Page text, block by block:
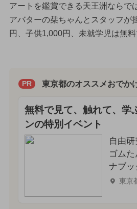
アートを鑑賞できる天王洲ならで
アバターの栞ちゃんとスタッフが
円、子供1,000円、未就学児は無料
PR 東京都のオススメおでか
無料で見て、触れて、学
ンの特別イベント
自由
ゴム
ナブッ
東京